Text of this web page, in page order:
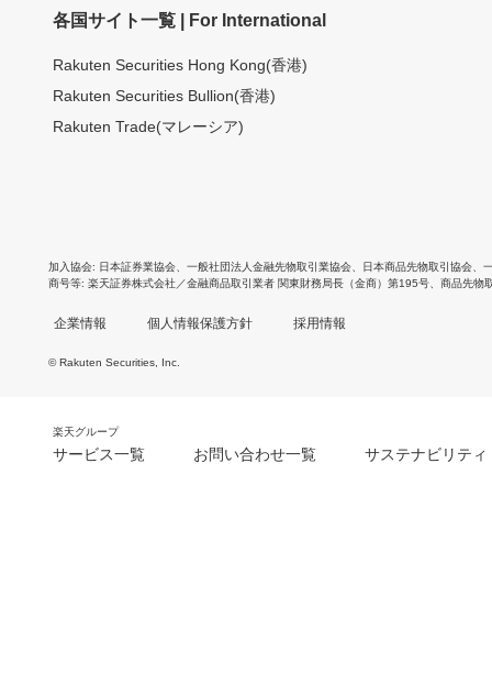
各国サイト一覧 | For International
Rakuten Securities Hong Kong(香港)
Rakuten Securities Bullion(香港)
Rakuten Trade(マレーシア)
加入協会 日本証券業協会 一般社団法人金融先物取引業協会 日本商品先物取引協会
商号等 楽天証券株式会社／金融商品取引業者 関東財務局長（金商）第195号、商品先物
企業情報 個人情報保護方針 採用情報
© Rakuten Securities, Inc.
楽天グループ
サービス一覧 お問い合わせ一覧 サステナビリティ